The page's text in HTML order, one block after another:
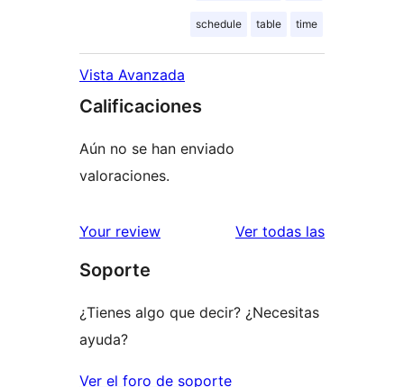
schedule table time
Vista Avanzada
Calificaciones
Aún no se han enviado
valoraciones.
Your review Ver todas lasreseñas
Soporte
¿Tienes algo que decir? ¿Necesitas
ayuda?
Ver el foro de soporte